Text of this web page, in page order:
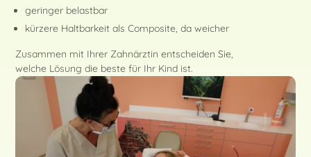
geringer belastbar
kürzere Haltbarkeit als Composite, da weicher
Zusammen mit Ihrer Zahnärztin entscheiden Sie,
welche Lösung die beste für Ihr Kind ist.